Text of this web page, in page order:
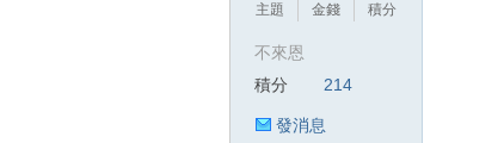
主題
金錢
積分
不來恩
積分
214
發消息